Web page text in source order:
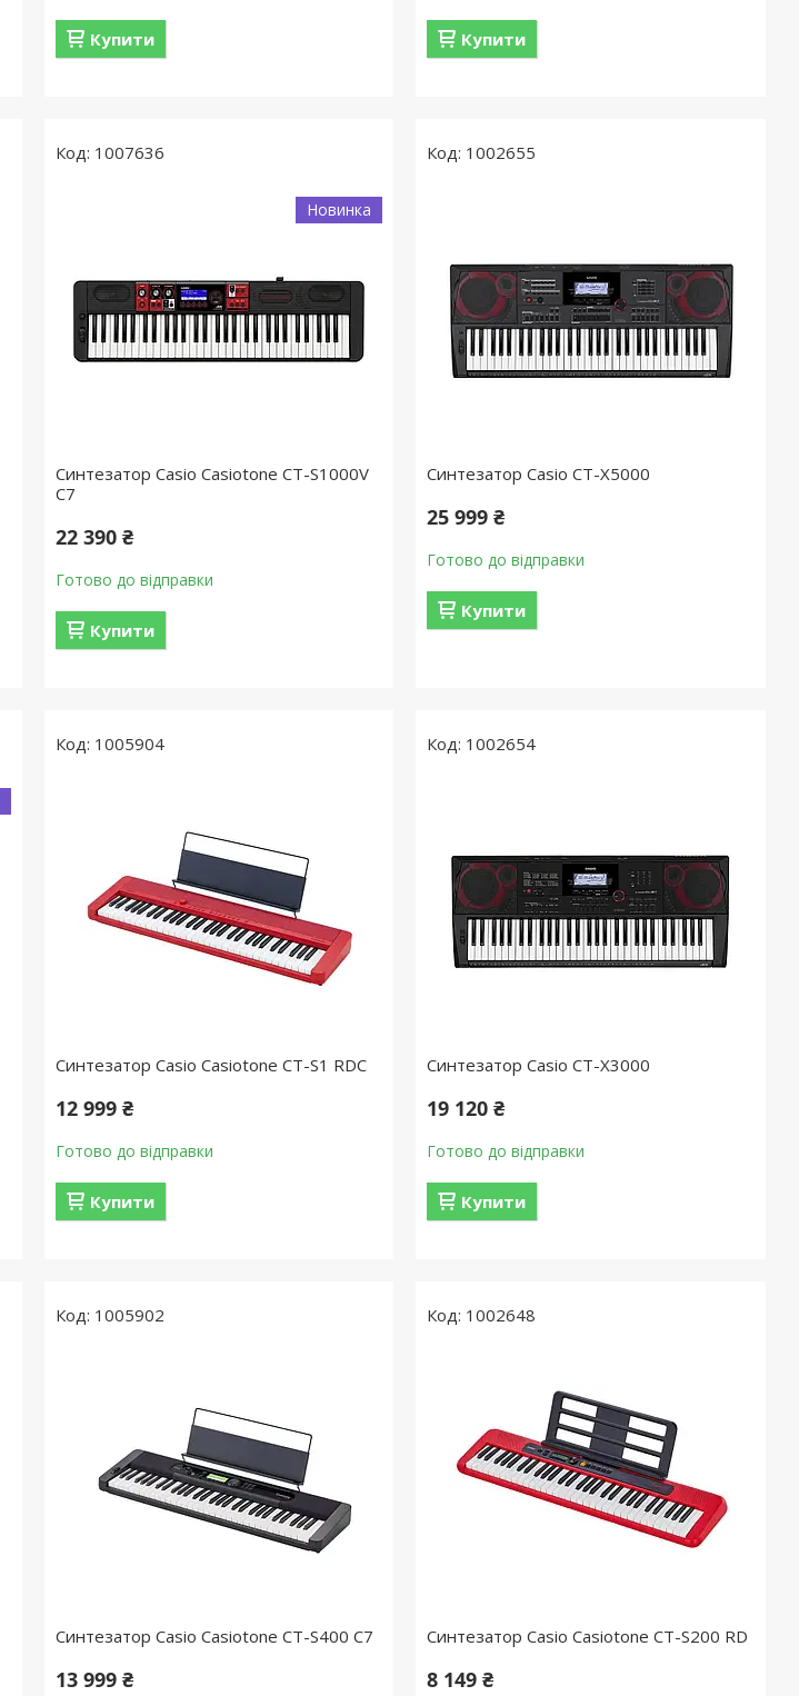
Купити Купити
1007636
Новинка
Синтезатор Casio Casiotone CT-S1000V
C7
22 390 ₴
Готово до відправки
Купити
1002655
Синтезатор Casio CT-X5000
25 999 ₴
Готово до відправки
Купити
1005904
Синтезатор Casio Casiotone CT-S1 RDC
12 999 ₴
Готово до відправки
Купити
1002654
Синтезатор Casio CT-X3000
19 120 ₴
Готово до відправки
Купити
1005902
Синтезатор Casio Casiotone CT-S400 C7
13 999 ₴
1002648
Синтезатор Casio Casiotone CT-S200 RD
8 149 ₴